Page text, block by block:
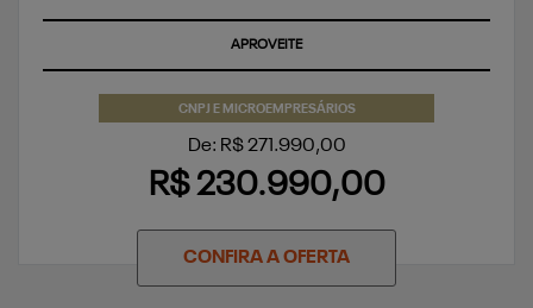
APROVEITE
CNPJ E MICROEMPRESÁRIOS
De: R$ 271.990,00
R$ 230.990,00
CONFIRA A OFERTA